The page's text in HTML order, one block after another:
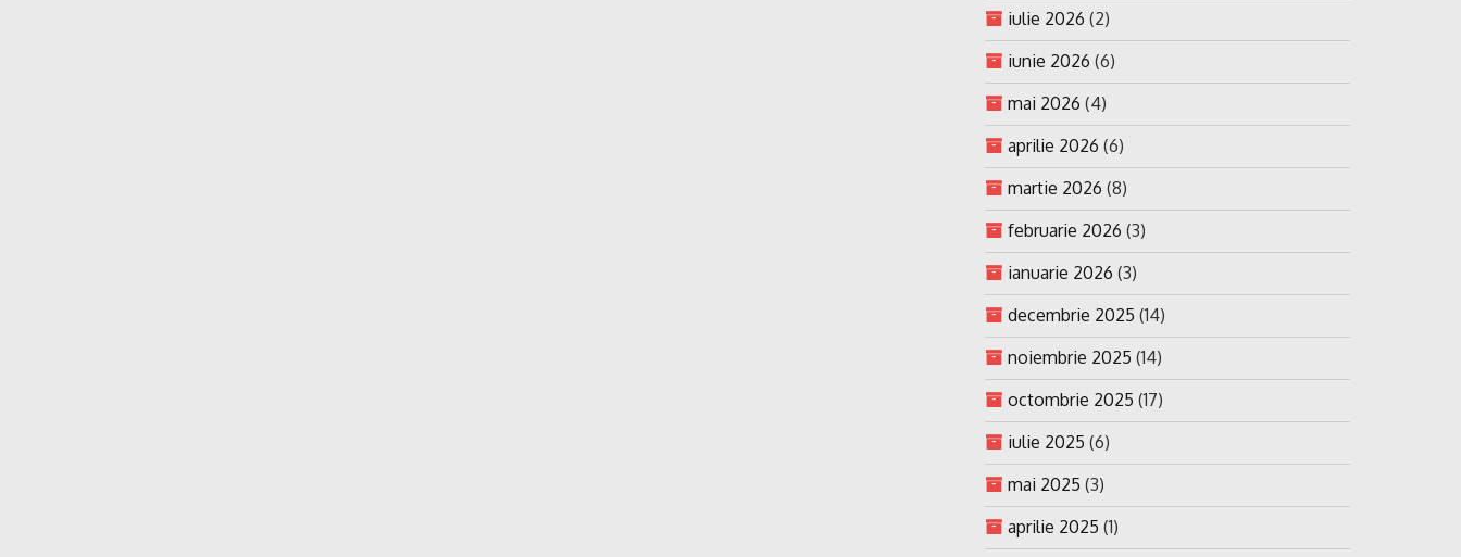
iulie 2026 (2)
iunie 2026 (6)
mai 2026 (4)
aprilie 2026 (6)
martie 2026 (8)
februarie 2026 (3)
ianuarie 2026 (3)
decembrie 2025 (14)
noiembrie 2025 (14)
octombrie 2025 (17)
iulie 2025 (6)
mai 2025 (3)
aprilie 2025 (1)